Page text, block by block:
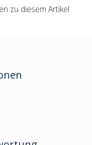
zu diesem Artikel